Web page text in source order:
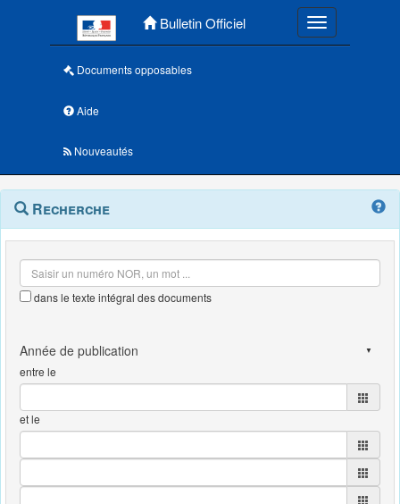
Bulletin Officiel Toggle
Documents opposables
Aide
Nouveautés
Navigation
outils
Menu
contextuel
Recherche
dans le texte intégral des documents
entre le
et le